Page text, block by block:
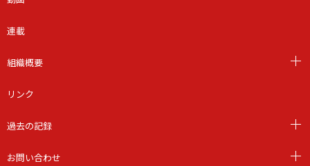
連載
組織概要
リンク
過去の記録
お問い合わせ